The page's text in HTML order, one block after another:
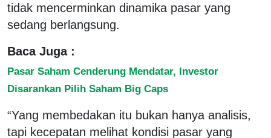
tidak mencerminkan dinamika pasar yang
sedang berlangsung.
Baca Juga :
Pasar Saham Cenderung Mendatar, Investor
Disarankan Pilih Saham Big Caps
“Yang membedakan itu bukan hanya analisis,
tapi kecepatan melihat kondisi pasar yang